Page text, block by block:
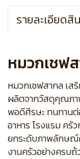
รายละเอียดสิ
หมวกเชฟ
หมวกเชฟสากล เส
ผลิตจากวัสดุคุณภา
พอดีศีรษะ ทนทานต่
อาหาร โรงแรม ครั
ยกระดับภาพลักษณ์
งานครัวอย่างครบถ้